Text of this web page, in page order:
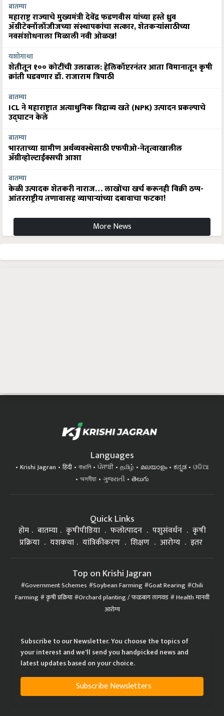
बातम्या
महाराष्ट्र राज्याचे मुख्यमंत्री देवेंद्र फडणवीस यांच्या हस्ते ध्रुव
ॲग्रीटेक्नॉलॉजीजच्या संस्थापकांचा सत्कार, शेतकऱ्यांसाठीच्या
नवसंशोधनाला मिळाली नवी ओळख!
यशोगाथा
शेतीतून १०० कोटींची उलाढाल: हेलिकॉप्टरनंतर आता विमानातून कृषी
क्रांती घडवणार डॉ. राजाराम त्रिपाठी
बातम्या
ICL ने महाराष्ट्रात अत्याधुनिक विद्राव्य खते (NPK) उत्पादन प्रकल्पाचे
उद्घाटन केले
बातम्या
भारताच्या ग्रामीण अर्थव्यवस्थेसाठी एफपीओ-नेतृत्वाखालील
अ‍ॅग्रीव्होल्टाईक्सची आशा
बातम्या
केळी उत्पादक शेतकरी नाराज… लाखोंचा खर्च करूनही विक्री ठप्प-
आंतरराष्ट्रीय तणावासह व्यापाऱ्यांच्या दबावाचा फटका!
More News
Languages
Krishi Jagran हिंदी বাঙালি ਪੰਜਾਬੀ தமிழ் മലയാളം ಕನ್ನಡ
ଓଡିଆ
অসমীয়া
ગુજરાતી తెలుగు
Quick Links
होम बातम्या कृषीपीडिया फलोत्पादन पशुसंवर्धन
कृषी
प्रक्रिया
यशकथा यांत्रिकीकरण शिक्षण आरोग्य इतर
Top on Krishi Jagran
Government Schemes Soybean Farming Goat Rearing Chili
Farming कृषी प्रक्रिया Orchard planting / फळबाग लागवड Health मानवी
आरोग्य
Subscribe to our Newsletter. You choose the topics of
your interest and we'll send you handpicked news and
latest updates based on your choice.
Subscribe Newsletters